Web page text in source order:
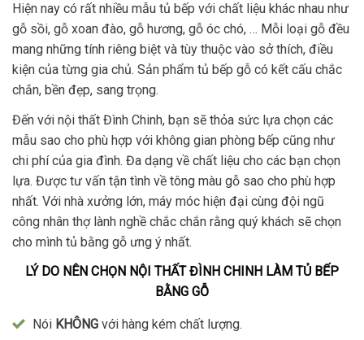
Hiện nay có rất nhiều mẫu tủ bếp với chất liệu khác nhau như
gỗ sồi, gỗ xoan đào, gỗ hương, gỗ óc chó, … Mỗi loại gỗ đều
mang những tính riêng biệt và tùy thuộc vào sở thích, điều
kiện của từng gia chủ. Sản phẩm tủ bếp gỗ có kết cấu chắc
chắn, bền đẹp, sang trọng.
Đến với nội thất Đình Chinh, bạn sẽ thỏa sức lựa chọn các
mẫu sao cho phù hợp với không gian phòng bếp cũng như
chi phí của gia đình. Đa dạng về chất liệu cho các bạn chọn
lựa. Được tư vấn tận tình về tông màu gỗ sao cho phù hợp
nhất. Với nhà xưởng lớn, máy móc hiện đại cùng đội ngũ
công nhân thợ lành nghề chắc chắn rằng quý khách sẽ chọn
cho mình tủ bằng gỗ ưng ý nhất.
LÝ DO NÊN CHỌN NỘI THẤT ĐÌNH CHINH LÀM TỦ BẾP
BẰNG GỖ
Nói KHÔNG với hàng kém chất lượng.